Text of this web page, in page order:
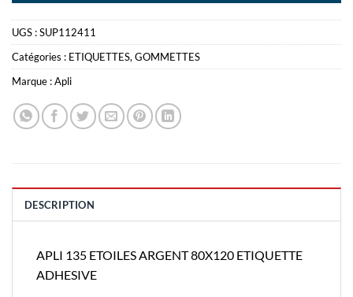
UGS :SUP112411
Catégories : ETIQUETTES, GOMMETTES
Marque :Apli
DESCRIPTION
APLI 135 ETOILES ARGENT 80X120 ETIQUETTE
ADHESIVE